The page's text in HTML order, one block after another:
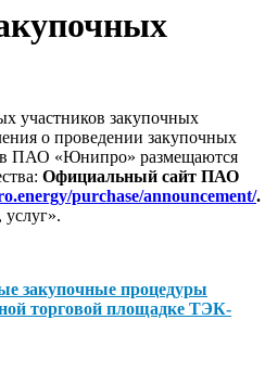
участников закупочных
о проведении закупочных
ПАО «Юнипро» размещаются
Официальный сайт ПАО
purchase/announcement/.
закупочные процедуры
торговой площадке ТЭК-